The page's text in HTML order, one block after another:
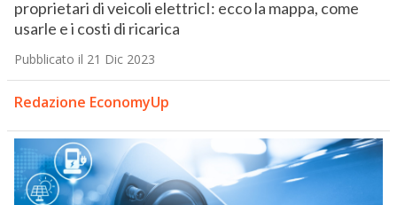
proprietari di veicoli elettricI: ecco la mappa, come
usarle e i costi di ricarica
Pubblicato il 21 Dic 2023
Redazione EconomyUp